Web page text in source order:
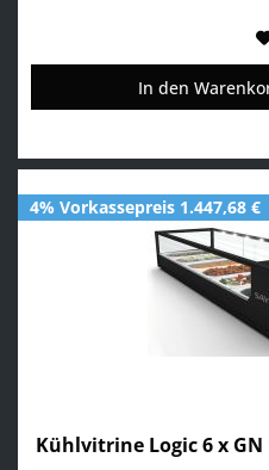
In den
4% Vorkassepreis 1.447,68 €
Kühlvitrine Logic 6 x